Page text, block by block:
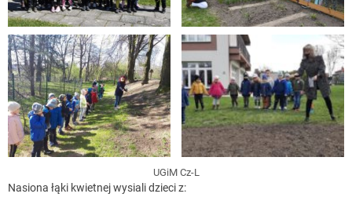
UGiM Cz-L
Nasiona łąki kwietnej wysiali dzieci z: